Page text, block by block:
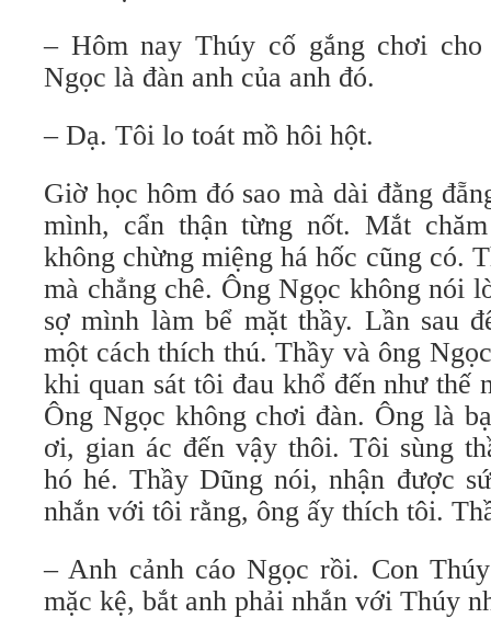
– Hôm nay Thúy cố gắng chơi
Ngọc là đàn anh của anh đó.
– Dạ. Tôi lo toát mồ hôi hột.
Giờ học hôm đó sao mà dài đằng
mình, cẩn thận từng nốt. Mắt
không chừng miệng há hốc cũng có.
mà chẳng chê. Ông Ngọc không nói
sợ mình làm bể mặt thầy. Lần sau
một cách thích thú. Thầy và ông
khi quan sát tôi đau khổ đến như thế
Ông Ngọc không chơi đàn. Ông là
ơi, gian ác đến vậy thôi. Tôi sùng
hó hé. Thầy Dũng nói, nhận được
nhắn với tôi rằng, ông ấy thích tôi.
– Anh cảnh cáo Ngọc rồi. Con
mặc kệ, bắt anh phải nhắn với Thúy